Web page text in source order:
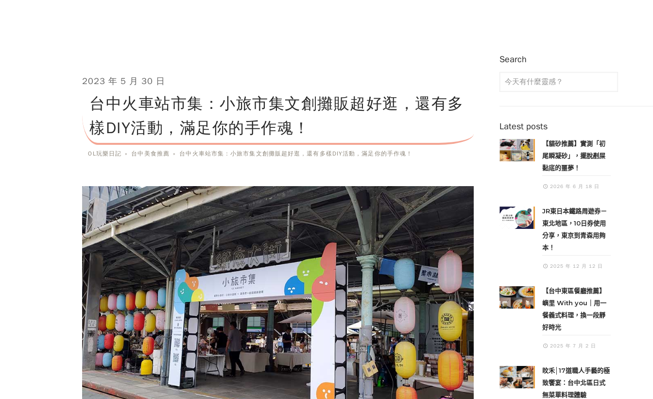
2023 年 5 月 30 日
台中火車站市集：小旅市集文創攤販超好逛，還有多
樣DIY活動，滿足你的手作魂！
OL玩樂日記 » 台中美食推薦 » 台中火車站市集：小旅市集文創攤販超好逛，還有多樣DIY活動，滿足你的手作魂！
Search
Latest posts
【貓砂推薦】實測「初
尾瞬凝砂」，擺脫剷屎
黏底的噩夢！
2026 年 6 月 18 日
JR東日本鐵路周遊券－
東北地區，10日券使用
分享，東京到青森用夠
本！
2025 年 12 月 12 日
【台中東區餐廳推薦】
嶼里 With you｜用一
餐義式料理，換一段靜
好時光
2025 年 7 月 2 日
旼禾│17道職人手藝的極
致饗宴：台中北區日式
無菜單料理體驗